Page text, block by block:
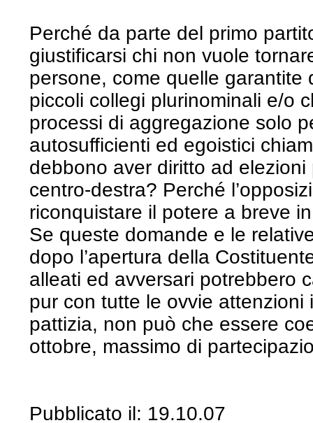
Perché da parte del primo
giustificarsi chi non vuole
persone, come quelle garantite
piccoli collegi plurinominali e/o
processi di aggregazione solo
autosufficienti ed egoistici
debbono aver diritto ad
centro-destra? Perché
riconquistare il potere a breve
Se queste domande e le
dopo l’apertura della
alleati ed avversari potrebbero
pur con tutte le ovvie
pattizia, non può che essere
ottobre, massimo di
Pubblicato il: 19.10.07